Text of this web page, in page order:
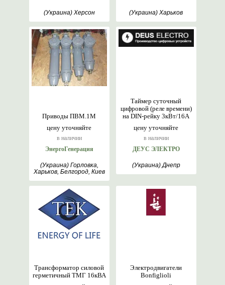
(Украина) Херсон (Украина) Харьков
цену уточняйте
в наличии
Приводы ПВМ.1М
ЭнергоГенерация
(Украина) Горловка,
Харьков, Белгород, Киев
цену уточняйте
в наличии
Таймер суточный
цифровой (реле времени)
на DIN-рейку 3кВт/16А
ДЕУС ЭЛЕКТРО
(Украина) Днепр
Трансформатор силовой
герметичный ТМГ 16кВА
Электродвигатели
Bonfiglioli